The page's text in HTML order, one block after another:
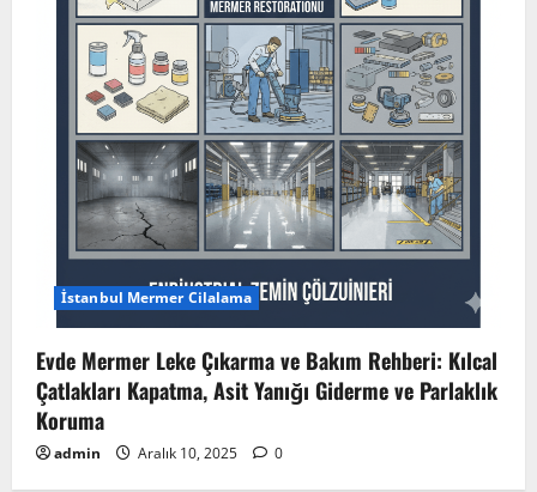
İstanbul Mermer Cilalama
Evde Mermer Leke Çıkarma ve Bakım Rehberi: Kılcal
Çatlakları Kapatma, Asit Yanığı Giderme ve Parlaklık
Koruma
admin Aralık 10, 2025 0